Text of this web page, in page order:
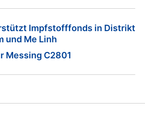
Impfstofffonds in Distrikt
und Me Linh
Messing C2801